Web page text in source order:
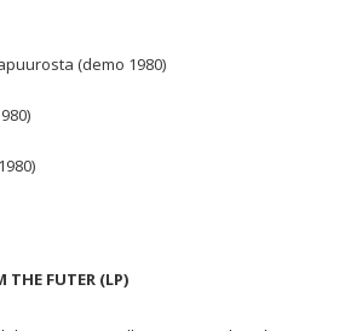
(demo 1980)
THE FUTER (LP)